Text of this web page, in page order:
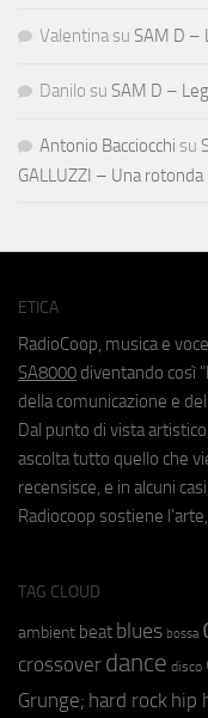
Valentina su SAM D –
Danilo su SAM D –
Antonio Bacciocchi su
GALLUZZI – Una
ETICA
RadioCoop, musica e
SA8000 diventando così
della comunicazione e
Dal punto di vista
ascolta tutto quello che
recensisce, e in alcuni
Radiocoop sostiene
TAG CLOUD
ambient beat blues bossa
crossover dance disco
Grunge; hard rock hip